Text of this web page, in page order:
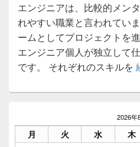
エンジニアは、比較的メン
れやすい職業と言われてい
ームとしてプロジェクトを
エンジニア個人が独立して
です。 それぞれのスキルを
ン
2026年
月 火 水 木